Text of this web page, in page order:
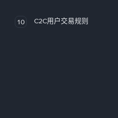
10 C2C用户交易规则